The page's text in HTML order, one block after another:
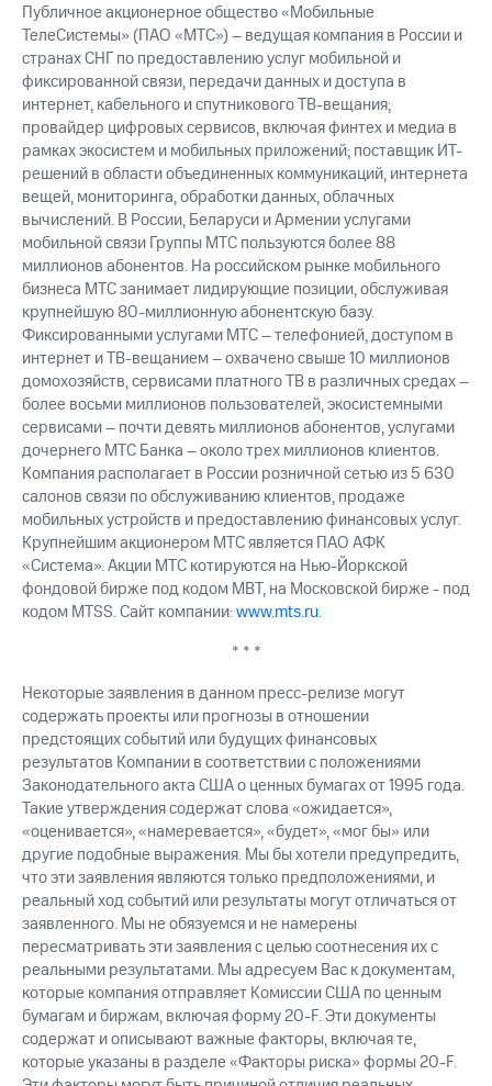
Регистратор
Реквизиты
Контакты
развитие
деловая этика
На главную
Публичное акционерное общество «Мобильные
ТелеСистемы» (ПАО «МТС») – ведущая компания в России и
странах СНГ по предоставлению услуг мобильной и
фиксированной связи, передачи данных и доступа в
интернет, кабельного и спутникового ТВ-вещания;
провайдер цифровых сервисов, включая финтех и медиа в
рамках экосистем и мобильных приложений; поставщик ИТ-
решений в области объединенных коммуникаций, интернета
вещей, мониторинга, обработки данных, облачных
вычислений. В России, Беларуси и Армении услугами
мобильной связи Группы МТС пользуются более 88
миллионов абонентов. На российском рынке мобильного
бизнеса МТС занимает лидирующие позиции, обслуживая
крупнейшую 80-миллионную абонентскую базу.
Фиксированными услугами МТС – телефонией, доступом в
интернет и ТВ-вещанием – охвачено свыше 10 миллионов
домохозяйств, сервисами платного ТВ в различных средах –
более восьми миллионов пользователей, экосистемными
сервисами – почти девять миллионов абонентов, услугами
дочернего МТС Банка – около трех миллионов клиентов.
Компания располагает в России розничной сетью из 5 630
салонов связи по обслуживанию клиентов, продаже
мобильных устройств и предоставлению финансовых услуг.
Крупнейшим акционером МТС является ПАО АФК
«Система». Акции МТС котируются на Нью-Йоркской
фондовой бирже под кодом MBT, на Московской бирже - под
кодом MTSS. Сайт компании:www.mts.ru.
* * *
Некоторые заявления в данном пресс-релизе могут
содержать проекты или прогнозы в отношении
предстоящих событий или будущих финансовых
результатов Компании в соответствии с положениями
Законодательного акта США о ценных бумагах от 1995 года.
Такие утверждения содержат слова «ожидается»,
«оценивается», «намеревается», «будет», «мог бы» или
другие подобные выражения. Мы бы хотели предупредить,
что эти заявления являются только предположениями, и
реальный ход событий или результаты могут отличаться от
заявленного. Мы не обязуемся и не намерены
пересматривать эти заявления с целью соотнесения их с
реальными результатами. Мы адресуем Вас к документам,
которые компания отправляет Комиссии США по ценным
бумагам и биржам, включая форму 20-F. Эти документы
содержат и описывают важные факторы, включая те,
которые указаны в разделе «Факторы риска» формы 20-F.